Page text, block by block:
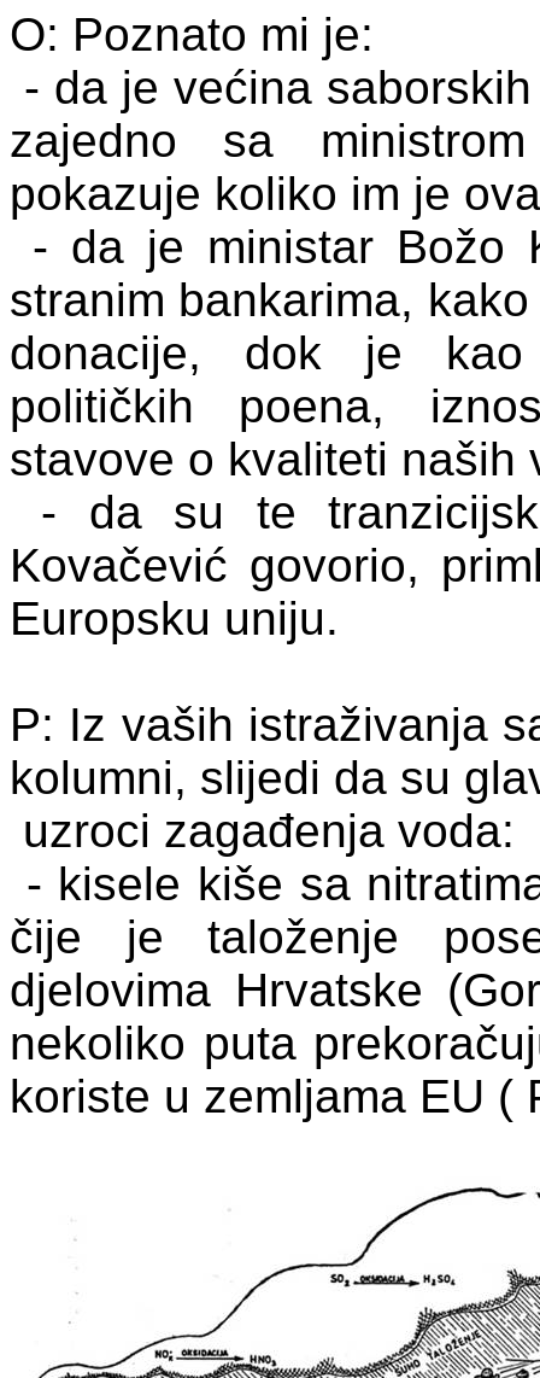
O: Poznato mi je:
- da je većina
zajedno sa
pokazuje koliko im je
- da je ministar Božo
stranim bankarima,
donacije, dok je kao
političkih poena,
stavove o kvaliteti naših
- da su te
Kovačević govorio,
Europsku uniju.
P: Iz vaših istraživanja
kolumni, slijedi da su
uzroci zagađenja voda:
- kisele kiše sa
čije je taloženje
djelovima Hrvatske
nekoliko puta
koriste u zemljama EU (